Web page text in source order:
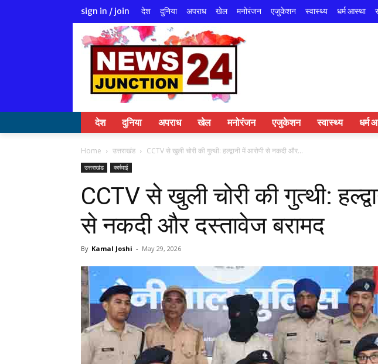
sign in / join देश दुनिया अपराध खेल मनोरंजन एजुकेशन स्वास्थ्य धर्म आस्था
देश दुनिया अपराध खेल मनोरंजन एजुकेशन स्वास्थ्य धर्म
Home उत्तराखंड CCTV से खुली चोरी की गुत्थी: हल्द्वानी में आरोपी से नकदी और...
उत्तराखंड कार्रवाई
CCTV से खुली चोरी की गुत्थी:
से नकदी और दस्तावेज बरामद
By Kamal Joshi - May 29, 2026